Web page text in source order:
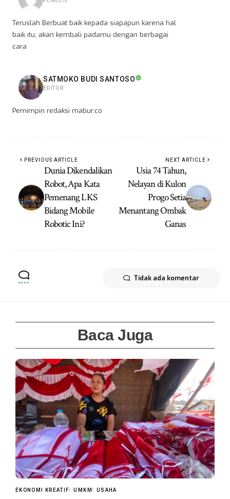
Teruslah Berbuat baik kepada siapapun karena hal
baik itu, akan kembali padamu dengan berbagai
cara
SATMOKO BUDI SANTOSO
EDITOR
Pemimpin redaksi mabur.co
PREVIOUS ARTICLE
Dunia Dikendalikan
Robot, Apa Kata
Pemenang LKS
Bidang Mobile
Robotic Ini?
NEXT ARTICLE
Usia 74 Tahun,
Nelayan di Kulon
Progo Setia
Menantang Ombak
Ganas
Tidak ada komentar
Baca Juga
EKONOMI KREATIF UMKM USAHA